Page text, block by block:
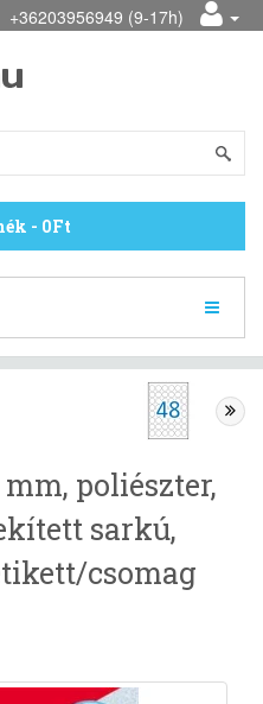
+36203956949 (9-17h)
- 0Ft
poliészter,
sarkú,
csomag